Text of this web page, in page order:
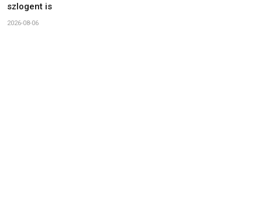
szlogent is
2026-08-06